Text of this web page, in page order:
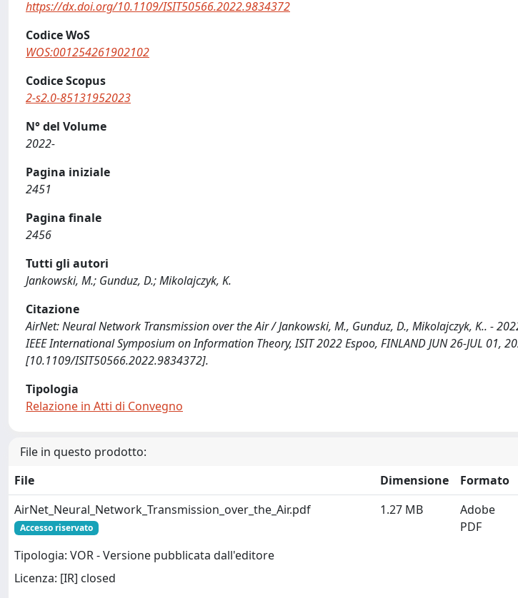
https://dx.doi.org/10.1109/ISIT50566.2022.9834372
Codice WoS
WOS:001254261902102
Codice Scopus
2-s2.0-85131952023
N° del Volume
2022-
Pagina iniziale
2451
Pagina finale
2456
Tutti gli autori
Jankowski, M.; Gunduz, D.; Mikolajczyk, K.
Citazione
AirNet: Neural Network Transmission over the Air / Jankowski, M., Gunduz, D., Mikolajczyk, K.. -
IEEE International Symposium on Information Theory, ISIT 2022 Espoo, FINLAND JUN 26-JUL 01,
[10.1109/ISIT50566.2022.9834372].
Tipologia
Relazione in Atti di Convegno
File in questo prodotto:
File
Dimensione
Formato
AirNet_Neural_Network_Transmission_over_the_Air.pdf
Accesso riservato
Tipologia: VOR - Versione pubblicata dall'editore
Licenza: [IR] closed
1.27 MB
Adobe
PDF